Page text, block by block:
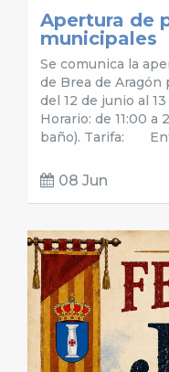
Apertura de
municipales
Se comunica la
de Brea de Aragón
del 12 de junio al
Horario: de 11:00 a
baño). Tarifa:
08 Jun